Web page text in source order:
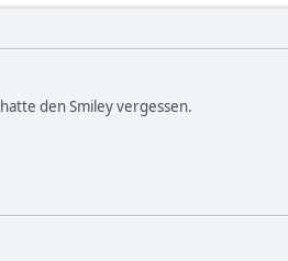
den Smiley vergessen.